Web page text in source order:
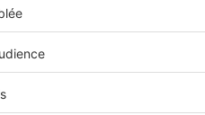
comportant des
éléments dissociables de la
la condition qu’ils aient été
malfaçons